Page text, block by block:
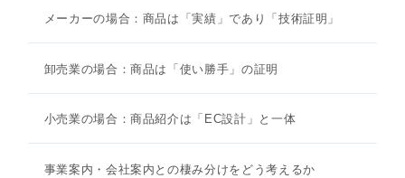
メーカーの場合：商品は「実績」であり「技術証明」
卸売業の場合：商品は「使い勝手」の証明
小売業の場合：商品紹介は「EC設計」と一体
事業案内・会社案内との棲み分けをどう考えるか